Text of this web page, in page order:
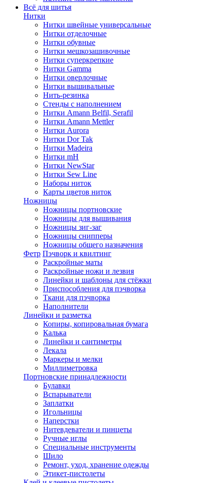
Всё для шитья
Нитки
Нитки швейные универсальные
Нитки отделочные
Нитки обувные
Нитки мешкозашивочные
Нитки суперкрепкие
Нитки Gamma
Нитки оверлочные
Нитки вышивальные
Нить-резинка
Стенды с наполнением
Нитки Amann Belfil, Serafil
Нитки Amann Mettler
Нитки Aurora
Нитки Dor Tak
Нитки Madeira
Нитки mH
Нитки NewStar
Нитки Sew Line
Наборы ниток
Карты цветов ниток
Ножницы
Ножницы портновские
Ножницы для вышивания
Ножницы зиг-заг
Ножницы снипперы
Ножницы общего назначения
Фетр Пэчворк и квилтинг
Раскройные маты
Раскройные ножи и лезвия
Линейки и шаблоны для стёжки
Приспособления для пэчворка
Ткани для пэчворка
Наполнители
Линейки и разметка
Копиры, копировальная бумага
Калька
Линейки и сантиметры
Лекала
Маркеры и мелки
Миллиметровка
Портновские принадлежности
Булавки
Вспарыватели
Заплатки
Игольницы
Наперстки
Нитевдеватели и пинцеты
Ручные иглы
Специальные инструменты
Шило
Ремонт, уход, хранение одежды
Этикет-пистолеты